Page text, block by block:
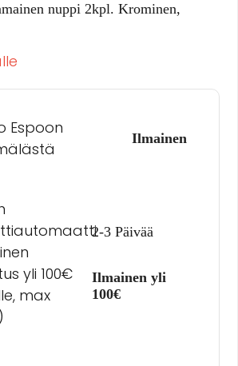
nuppi 2kpl. Krominen,
Espoon
Ilmainen
yli 100€
max
2-3 Päivää
Ilmainen yli
100€